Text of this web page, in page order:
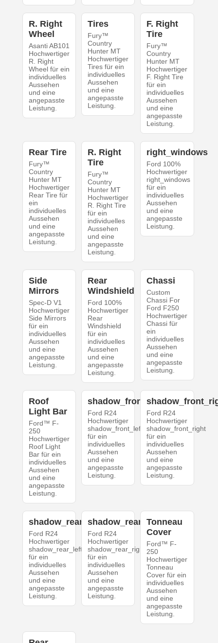
R. Right
Wheel
Asanti AB101
Hochwertiger
R. Right
Wheel für ein
individuelles
Aussehen
und eine
angepasste
Leistung.
Tires
Fury™
Country
Hunter MT
Hochwertiger
Tires für ein
individuelles
Aussehen
und eine
angepasste
Leistung.
F. Right
Tire
Fury™
Country
Hunter MT
Hochwertiger
F. Right Tire
für ein
individuelles
Aussehen
und eine
angepasste
Leistung.
Rear Tire
Fury™
Country
Hunter MT
Hochwertiger
Rear Tire für
ein
individuelles
Aussehen
und eine
angepasste
Leistung.
R. Right
Tire
Fury™
Country
Hunter MT
Hochwertiger
R. Right Tire
für ein
individuelles
Aussehen
und eine
angepasste
Leistung.
right_windows
Ford 100%
Hochwertiger
right_windows
für ein
individuelles
Aussehen
und eine
angepasste
Leistung.
Side
Mirrors
Spec-D V1
Hochwertiger
Side Mirrors
für ein
individuelles
Aussehen
und eine
angepasste
Leistung.
Rear
Windshield
Ford 100%
Hochwertiger
Rear
Windshield
für ein
individuelles
Aussehen
und eine
angepasste
Leistung.
Chassi
Custom
Chassi For
Ford F250
Hochwertiger
Chassi für
ein
individuelles
Aussehen
und eine
angepasste
Leistung.
Roof
Light Bar
Ford™ F-
250
Hochwertiger
Roof Light
Bar für ein
individuelles
Aussehen
und eine
angepasste
Leistung.
shadow_front_left
Ford R24
Hochwertiger
shadow_front_left
für ein
individuelles
Aussehen
und eine
angepasste
Leistung.
Ford R24
Hochwertiger
shadow_front_right
für ein
individuelles
Aussehen
und eine
angepasste
Leistung.
shadow_rear_left
Ford R24
Hochwertiger
shadow_rear_left
für ein
individuelles
Aussehen
und eine
angepasste
Leistung.
shadow_rear_right
Ford R24
Hochwertiger
shadow_rear_right
für ein
individuelles
Aussehen
und eine
angepasste
Leistung.
Tonneau
Cover
Ford™ F-
250
Hochwertiger
Tonneau
Cover für ein
individuelles
Aussehen
und eine
angepasste
Leistung.